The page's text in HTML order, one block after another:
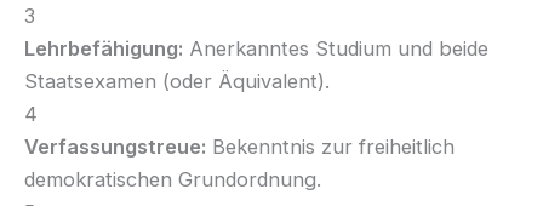
3
Lehrbefähigung: Anerkanntes Studium und beide
Staatsexamen (oder Äquivalent).
4
Verfassungstreue: Bekenntnis zur freiheitlich
demokratischen Grundordnung.